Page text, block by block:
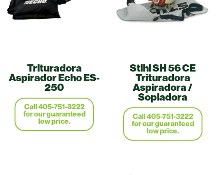
Trituradora
Aspirador Echo ES-
250
Call 405-751-3222
for our guaranteed
low price.
Stihl SH 56 CE
Trituradora
Aspiradora /
Sopladora
Call 405-751-3222
for our guaranteed
low price.